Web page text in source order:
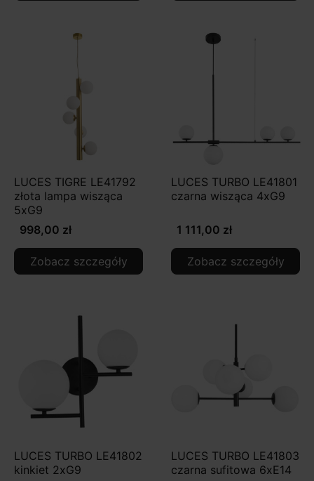
LUCES TIGRE LE41792
złota lampa wisząca
5xG9
998,00 zł
Zobacz szczegóły
LUCES TURBO LE41801
czarna wisząca 4xG9
1 111,00 zł
Zobacz szczegóły
LUCES TURBO LE41802
kinkiet 2xG9
LUCES TURBO LE41803
czarna sufitowa 6xE14